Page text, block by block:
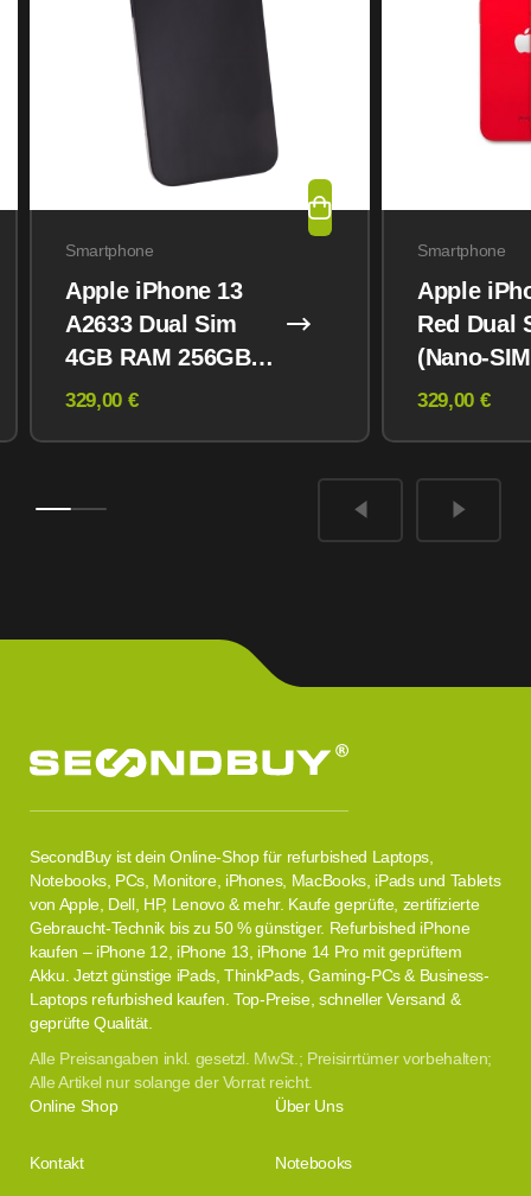
Smartphone
Apple iPhone 13
A2633 Dual Sim
4GB RAM 256GB
Midnight
329,00 €
Smartphone
Apple
Red Dual
(Nano-
eSIM)
329,00 €
SecondBuy ist dein Online-Shop für refurbished Laptops,
Notebooks, PCs, Monitore, iPhones, MacBooks, iPads und Tablets
von Apple, Dell, HP, Lenovo & mehr. Kaufe geprüfte, zertifizierte
Gebraucht-Technik bis zu 50 % günstiger. Refurbished iPhone
kaufen – iPhone 12, iPhone 13, iPhone 14 Pro mit geprüftem
Akku. Jetzt günstige iPads, ThinkPads, Gaming-PCs & Business-
Laptops refurbished kaufen. Top-Preise, schneller Versand &
geprüfte Qualität.
Alle Preisangaben inkl. gesetzl. MwSt.; Preisirrtümer vorbehalten;
Alle Artikel nur solange der Vorrat reicht.
Online Shop Über Uns
Kontakt Notebooks